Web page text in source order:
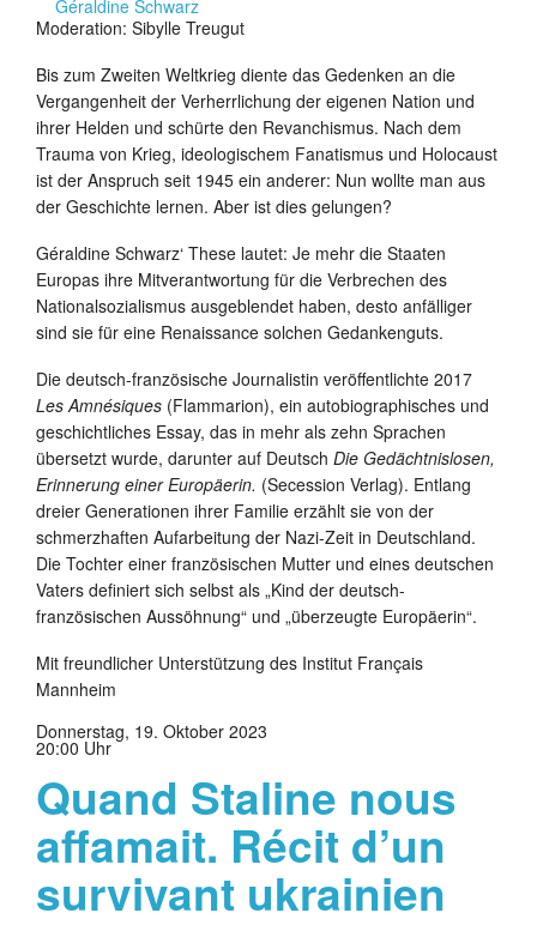
Moderation: Sibylle Treugut
Bis zum Zweiten Weltkrieg diente das Gedenken an die
Vergangenheit der Verherrlichung der eigenen Nation und
ihrer Helden und schürte den Revanchismus. Nach dem
Trauma von Krieg, ideologischem Fanatismus und Holocaust
ist der Anspruch seit 1945 ein anderer: Nun wollte man aus
der Geschichte lernen. Aber ist dies gelungen?
Géraldine Schwarz‘ These lautet: Je mehr die Staaten
Europas ihre Mitverantwortung für die Verbrechen des
Nationalsozialismus ausgeblendet haben, desto anfälliger
sind sie für eine Renaissance solchen Gedankenguts.
Die deutsch-französische Journalistin veröffentlichte 2017
Les Amnésiques (Flammarion), ein autobiographisches und
geschichtliches Essay, das in mehr als zehn Sprachen
übersetzt wurde, darunter auf Deutsch Die Gedächtnislosen,
Erinnerung einer Europäerin. (Secession Verlag). Entlang
dreier Generationen ihrer Familie erzählt sie von der
schmerzhaften Aufarbeitung der Nazi-Zeit in Deutschland.
Die Tochter einer französischen Mutter und eines deutschen
Vaters definiert sich selbst als „Kind der deutsch-
französischen Aussöhnung“ und „überzeugte Europäerin“.
Mit freundlicher Unterstützung des Institut Français
Mannheim
Donnerstag, 19. Oktober 2023
20:00 Uhr
Quand Staline nous
affamait. Récit d’un
survivant ukrainien